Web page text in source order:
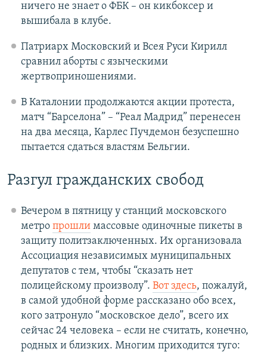
ничего не знает о ФБК – он кикбоксер и
вышибала в клубе.
Патриарх Московский и Всея Руси Кирилл
сравнил аборты с языческими
жертвоприношениями.
В Каталонии продолжаются акции протеста,
матч “Барселона” – “Реал Мадрид” перенесен
на два месяца, Карлес Пучдемон безуспешно
пытается сдаться властям Бельгии.
Разгул гражданских свобод
Вечером в пятницу у станций московского
метро прошлимассовые одиночные пикеты в
защиту политзаключенных. Их организовала
Ассоциация независимых муниципальных
депутатов с тем, чтобы “сказать нет
полицейскому произволу”. Вот здесь, пожалуй,
в самой удобной форме рассказано обо всех,
кого затронуло “московское дело”, всего их
сейчас 24 человека – если не считать, конечно,
родных и близких. Многим приходится туго: